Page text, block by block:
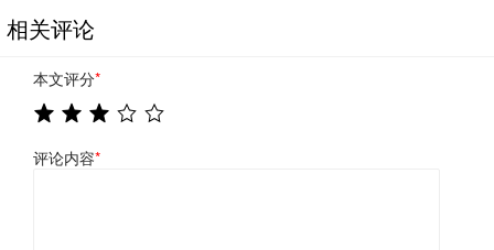
相关评论
本文评分*
评论内容*